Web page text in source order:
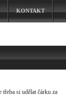
KONTAKT
si udělat čárku za